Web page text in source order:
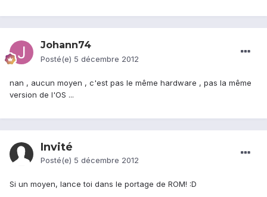
Johann74
Posté(e) 5 décembre 2012
nan , aucun moyen , c'est pas le même hardware , pas la même
version de l'OS ...
Invité
Posté(e) 5 décembre 2012
Si un moyen, lance toi dans le portage de ROM! :D